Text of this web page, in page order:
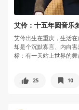
艾伶：十五年圆音乐
艾伶出生在重庆，生活
却是个沉默寡言、内向
标：有一天站上世界的
25 10